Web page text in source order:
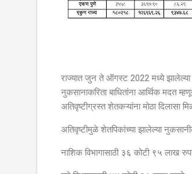
राज्यात जुन ते ऑगस्ट 2022 मध्ये झालेल्या
नुकसानाकरिता बाधितांना आर्थिक मदत
अतिवृष्टीग्रस्त शेतकऱ्यांना मोठा दिलासा
अतिवृष्टीमुळे शेतपिकांच्या झालेल्या
नाशिक विभागासाठी ३६ कोटी ९५ लाख